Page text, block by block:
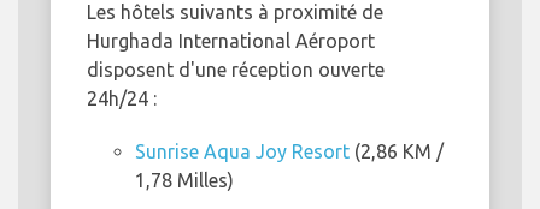
Les hôtels suivants à proximité de
Hurghada International Aéroport
disposent d'une réception ouverte
24h/24 :
Sunrise Aqua Joy Resort (2,86 KM /
1,78 Milles)